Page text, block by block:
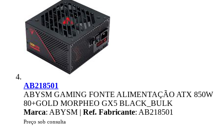
AB218501
ABYSM GAMING FONTE ALIMENTAÇÃO ATX 850W
80+GOLD MORPHEO GX5 BLACK_BULK
Marca: ABYSM | Ref. Fabricante: AB218501
Preço sob consulta